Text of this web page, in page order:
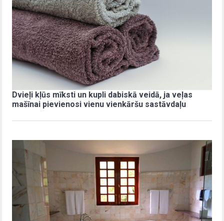
Dvieļi kļūs mīksti un kupli dabiskā veidā, ja veļas
mašīnai pievienosi vienu vienkāršu sastāvdaļu